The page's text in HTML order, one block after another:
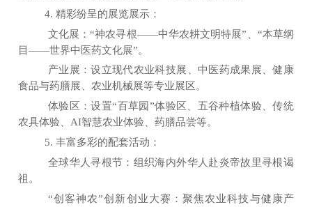
4. 精彩纷呈的展览展示：
文化展：“神农寻根——中华农耕文明特展” “本草纲
目——世界中医药文化展”。
产业展：设立现代农业科技展、中医药成果展、健康
食品与药膳展、农业机械展等专业展区。
体验区：设置“百草园 ”体验区、五谷种植体验、传统
农具体验、AI智慧农业体验、药膳品尝等。
5. 丰富多彩的配套活动：
全球华人寻根节：组织海内外华人赴炎帝故里寻根谒
祖。
“创客神农”创新创业大赛：聚焦农业科技与健康产